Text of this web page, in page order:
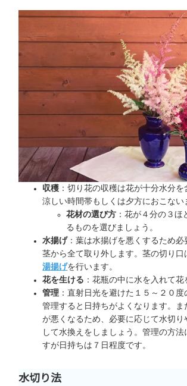
収穫 ：切り花の収穫は花が十分水分
涼しい時間帯もしくは夕方におこない
花材の選び方 ：花が４分の３ほ
るものを選びましょう。
水揚げ：葉は水揚げを悪くするため必
茎から全て取り外します。茎の切り口
湯揚げを行います。
花を生ける ：花瓶の中に水を入れて花
管理 ：直射日光を避けた１５～２０
管理すると日持ちがよくなります。ま
が悪くなるため、必要に応じて水切り
して水換えをしましょう。管理の方法
すが日持ちは７日程度です。
水切り法